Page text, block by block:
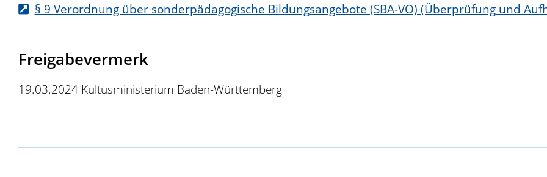
§ 9 Verordnung über sonderpädagogische Bildungsangebote (SBA-VO) (Überprüfung und
Freigabevermerk
19.03.2024 Kultusministerium Baden-Württemberg